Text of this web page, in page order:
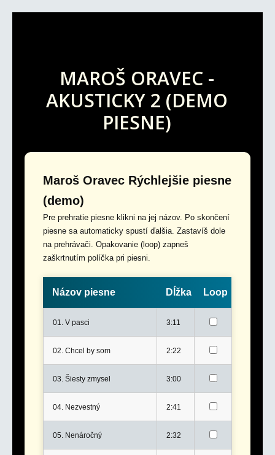
MAROŠ ORAVEC -
AKUSTICKY 2 (DEMO
PIESNE)
Maroš Oravec Rýchlejšie piesne
(demo)
Pre prehratie piesne klikni na jej názov. Po skončení
piesne sa automaticky spustí ďalšia. Zastavíš dole
na prehrávači. Opakovanie (loop) zapneš
zaškrtnutím políčka pri piesni.
Názov piesne Dĺžka Loop
01. V pasci 3:11
02. Chcel by som 2:22
03. Šiesty zmysel 3:00
04. Nezvestný 2:41
05. Nenáročný 2:32